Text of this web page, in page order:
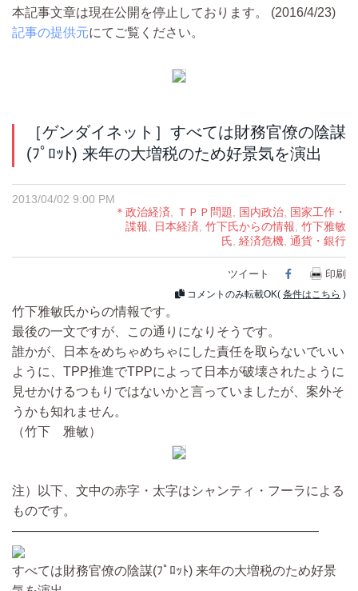
本記事文章は現在公開を停止しております。 (2016/4/23)
記事の提供元にてご覧ください。
［ゲンダイネット］すべては財務官僚の陰謀
(ﾌﾟﾛｯﾄ) 来年の大増税のため好景気を演出
2013/04/02 9:00 PM
＊政治経済
ＴＰＰ問題 国内政治
国家工作・
諜報
日本経済 竹下氏からの情報 竹下雅敏
氏 経済危機 通貨・銀行
ツイート Facebook
印刷
コメントのみ転載OK( 条件はこちら )
竹下雅敏氏からの情報です。
最後の一文ですが、この通りになりそうです。
誰かが、日本をめちゃめちゃにした責任を取らないでいい
ように、TPP推進でTPPによって日本が破壊されたように
見せかけるつもりではないかと言っていましたが、案外そ
うかも知れません。
（竹下 雅敏）
注）以下、文中の赤字・太字はシャンティ・フーラによる
ものです。
————————————————————————
すべては財務官僚の陰謀(ﾌﾟﾛｯﾄ) 来年の大増税のため好景